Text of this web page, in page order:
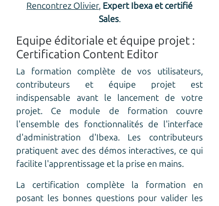
Rencontrez Olivier, Expert Ibexa et certifié
Sales.
Equipe éditoriale et équipe projet :
Certification Content Editor
La formation complète de vos utilisateurs,
contributeurs et équipe projet est
indispensable avant le lancement de votre
projet. Ce module de formation couvre
l'ensemble des fonctionnalités de l'interface
d'administration d'Ibexa. Les contributeurs
pratiquent avec des démos interactives, ce qui
facilite l'apprentissage et la prise en mains.
La certification complète la formation en
posant les bonnes questions pour valider les